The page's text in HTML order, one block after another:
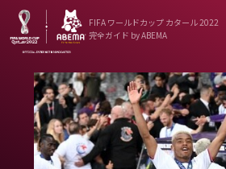
FIFA ワールドカップ カタール 2022
完全ガイド by ABEMA
ニュース
News
出場国